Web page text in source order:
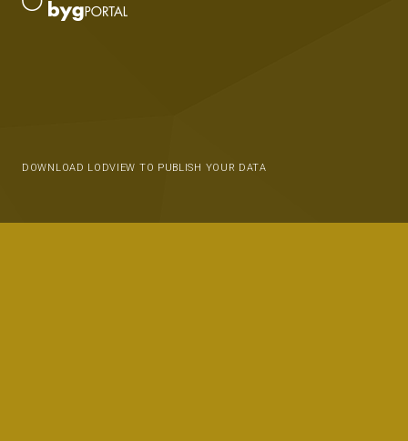
DOWNLOAD LODVIEW TO PUBLISH YOUR DATA